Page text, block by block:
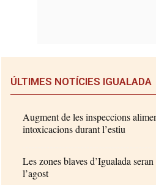
ÚLTIMES NOTÍCIES IGUALADA
Augment de les inspeccions
intoxicacions durant l’estiu
Les zones blaves d’Igualada
l’agost